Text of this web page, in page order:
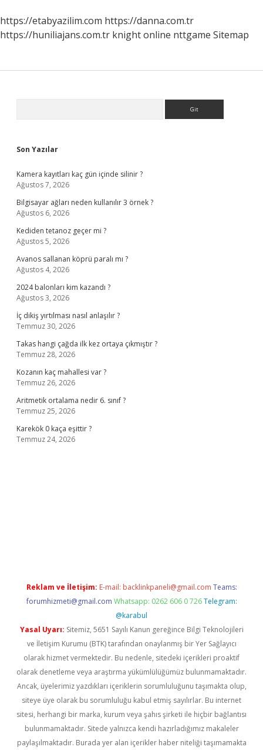
https://etabyazilim.com https://danna.com.tr
https://huniliajans.com.tr knight online nttgame Sitemap
Son Yazılar
Kamera kayıtları kaç gün içinde silinir ?
Ağustos 7, 2026
Bilgisayar ağları neden kullanılır 3 örnek ?
Ağustos 6, 2026
Kediden tetanoz geçer mi ?
Ağustos 5, 2026
Avanos sallanan köprü paralı mı ?
Ağustos 4, 2026
2024 balonları kim kazandı ?
Ağustos 3, 2026
İç dikiş yırtılması nasıl anlaşılır ?
Temmuz 30, 2026
Takas hangi çağda ilk kez ortaya çıkmıştır ?
Temmuz 28, 2026
Kozanın kaç mahallesi var ?
Temmuz 26, 2026
Aritmetik ortalama nedir 6. sınıf ?
Temmuz 25, 2026
Karekök 0 kaça eşittir ?
Temmuz 24, 2026
Reklam ve İletişim: E-mail: backlinkpaneli@gmail.com Teams:
forumhizmeti@gmail.com Whatsapp: 0262 606 0 726 Telegram:
@karabul
Yasal Uyarı: Sitemiz, 5651 Sayılı Kanun gereğince Bilgi Teknolojileri
ve İletişim Kurumu (BTK) tarafından onaylanmış bir Yer Sağlayıcı
olarak hizmet vermektedir. Bu nedenle, sitedeki içerikleri proaktif
olarak denetleme veya araştırma yükümlülüğümüz bulunmamaktadır.
Ancak, üyelerimiz yazdıkları içeriklerin sorumluluğunu taşımakta olup,
siteye üye olarak bu sorumluluğu kabul etmiş sayılırlar. Bu internet
sitesi, herhangi bir marka, kurum veya şahıs şirketi ile hiçbir bağlantısı
bulunmamaktadır. Sitede yalnızca kendi hazırladığımız makaleler
paylaşılmaktadır. Burada yer alan içerikler haber niteliği taşımamakta